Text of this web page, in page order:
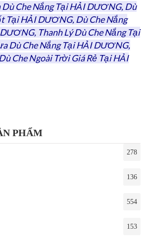
Che Nắng Tại HẢI DƯƠNG, Dù
Tại HẢI DƯƠNG, Dù Che Nắng
Thanh Lý Dù Che Nắng Tại
Dù Che Nắng Tại HẢI DƯƠNG,
Che Ngoài Trời Giá Rẻ Tại HẢI
PHẨM
278
136
554
153